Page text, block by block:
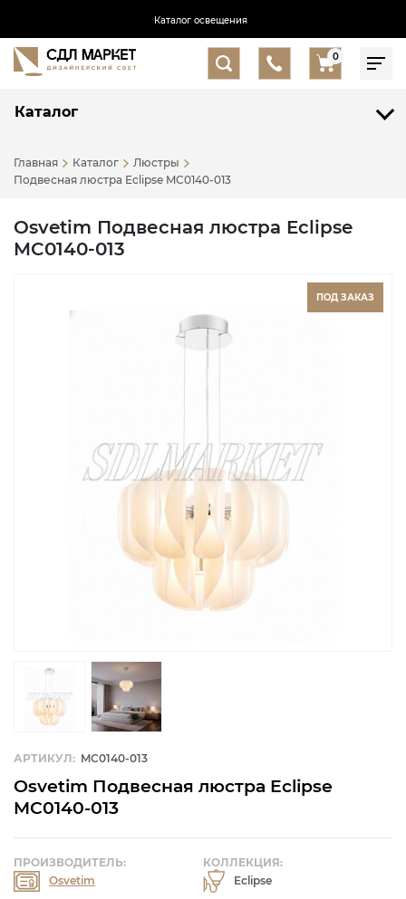
Каталог освещения
0
Каталог
Главная Каталог
Люстры
Подвесная люстра Eclipse MC0140-013
Osvetim Подвесная люстра Eclipse
MC0140-013
ПОД ЗАКАЗ
АРТИКУЛ: MC0140-013
Osvetim Подвесная люстра Eclipse
MC0140-013
КОЛЛЕКЦИЯ:
Eclipse
ПРОИЗВОДИТЕЛЬ:
Osvetim